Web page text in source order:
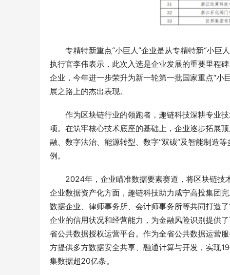
专精特新重点“小巨人”企业是从专精特新“小巨
执行官李伟表示，此次入选是企业发展的重要里程
企业，今年进一步荣升为新一轮第一批国家重点“
展之路上的杰出表现。
作为区块链行业的领跑者，趣链科技深耕专业
项。在筑牢核心技术底座的基础上，企业逐步拓展
融、数字法治、能源转型、数字“双碳”及智能制造
例。
2024年，企业瞄准数据要素赛道，将区块链技
企业数据资产化方面，趣链科技助力咸宁高投集团
数据企业、律师事务所、会计师事务所等共同打造
企业的信用状况和经营能力，为金融风险识别提供
省公共数据授权运营平台。作为全省公共数据运营
方提供多方数据安全共享、融通计算与开发，实现
集数据超20亿条。
刻丝工艺，东方金艺｜君佩黄金杭州大厦
店，以匠心重释高奢黄金
CTHULHU：
格轮廓